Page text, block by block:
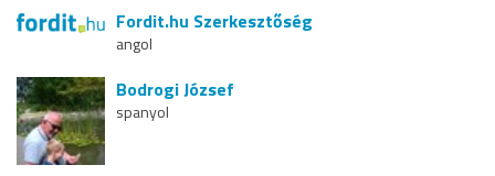
Fordit.hu Szerkesztőség
angol
Bodrogi József
spanyol